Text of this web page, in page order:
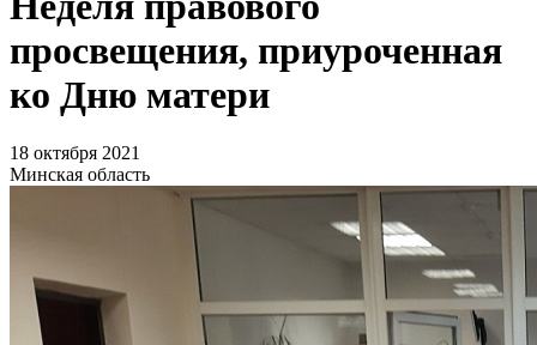
просвещения, приуроченная
ко Дню матери
18 октября 2021
Минская область